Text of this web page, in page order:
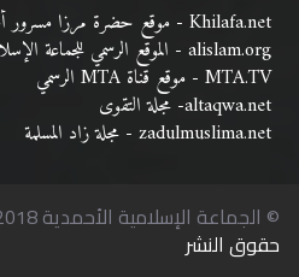
Khilafa.net - موقع حضرة مرزا مسرور أحمد نصره الله
alislam.org - الموقع الرسمي للجماعة الإسلامية الأحمدية باللغة الانجليزية
MTA.TV - موقع قناة MTA الرسمي
altaqwa.net- مجلة التقوى
zadulmuslima.net - مجلة زاد المسلمة
© الجماعة الإسلامية الأحمدية 2018. جميع الحقوق محفوظة. |
حقوق النشر